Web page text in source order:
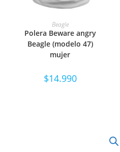
SELECCIONAR OPCIONES
Beagle
Polera Beware angry
Beagle (modelo 47)
mujer
$14.990